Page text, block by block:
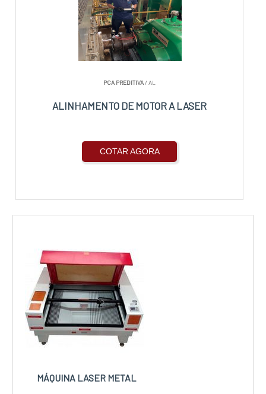
PCA PREDITIVA/ AL
ALINHAMENTO DE MOTOR A LASER
COTAR AGORA
MÁQUINA LASER METAL